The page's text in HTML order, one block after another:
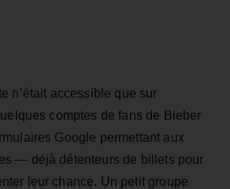
n’était accessible que sur
comptes de fans de Bieber
Google permettant aux
— déjà détenteurs de billets pour
leur chance. Un petit groupe